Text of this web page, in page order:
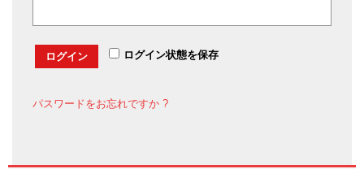
ログイン状態を保存
ログイン
パスワードをお忘れですか ?